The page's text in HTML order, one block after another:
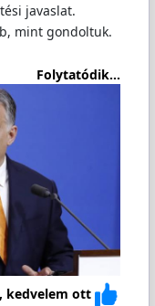
javaslat.
mint gondoltuk.
Folytatódik...
kedvelem ott